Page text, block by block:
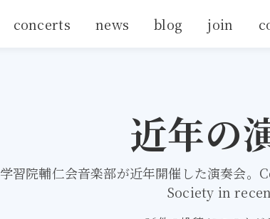
concerts news blog join
近年の
学習院輔仁会音楽部が近年開催した演奏会
Society in